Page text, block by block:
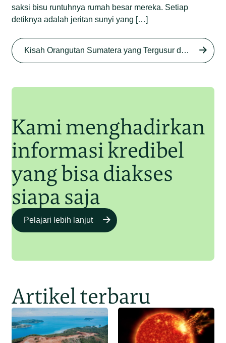
Sumatera di Rawa Tripa
Junaidi Hanafiah 27 Agu 2025
Begini Modus Perburuan
saksi bisu runtuhnya rumah besar mereka. Setiap
detiknya adalah jeritan sunyi yang […]
Kisah Orangutan Sumatera yang Tergusur dari Rumah Sendiri series
Kami menghadirkan
informasi kredibel
yang bisa diakses
siapa saja
Pelajari lebih lanjut
Artikel terbaru